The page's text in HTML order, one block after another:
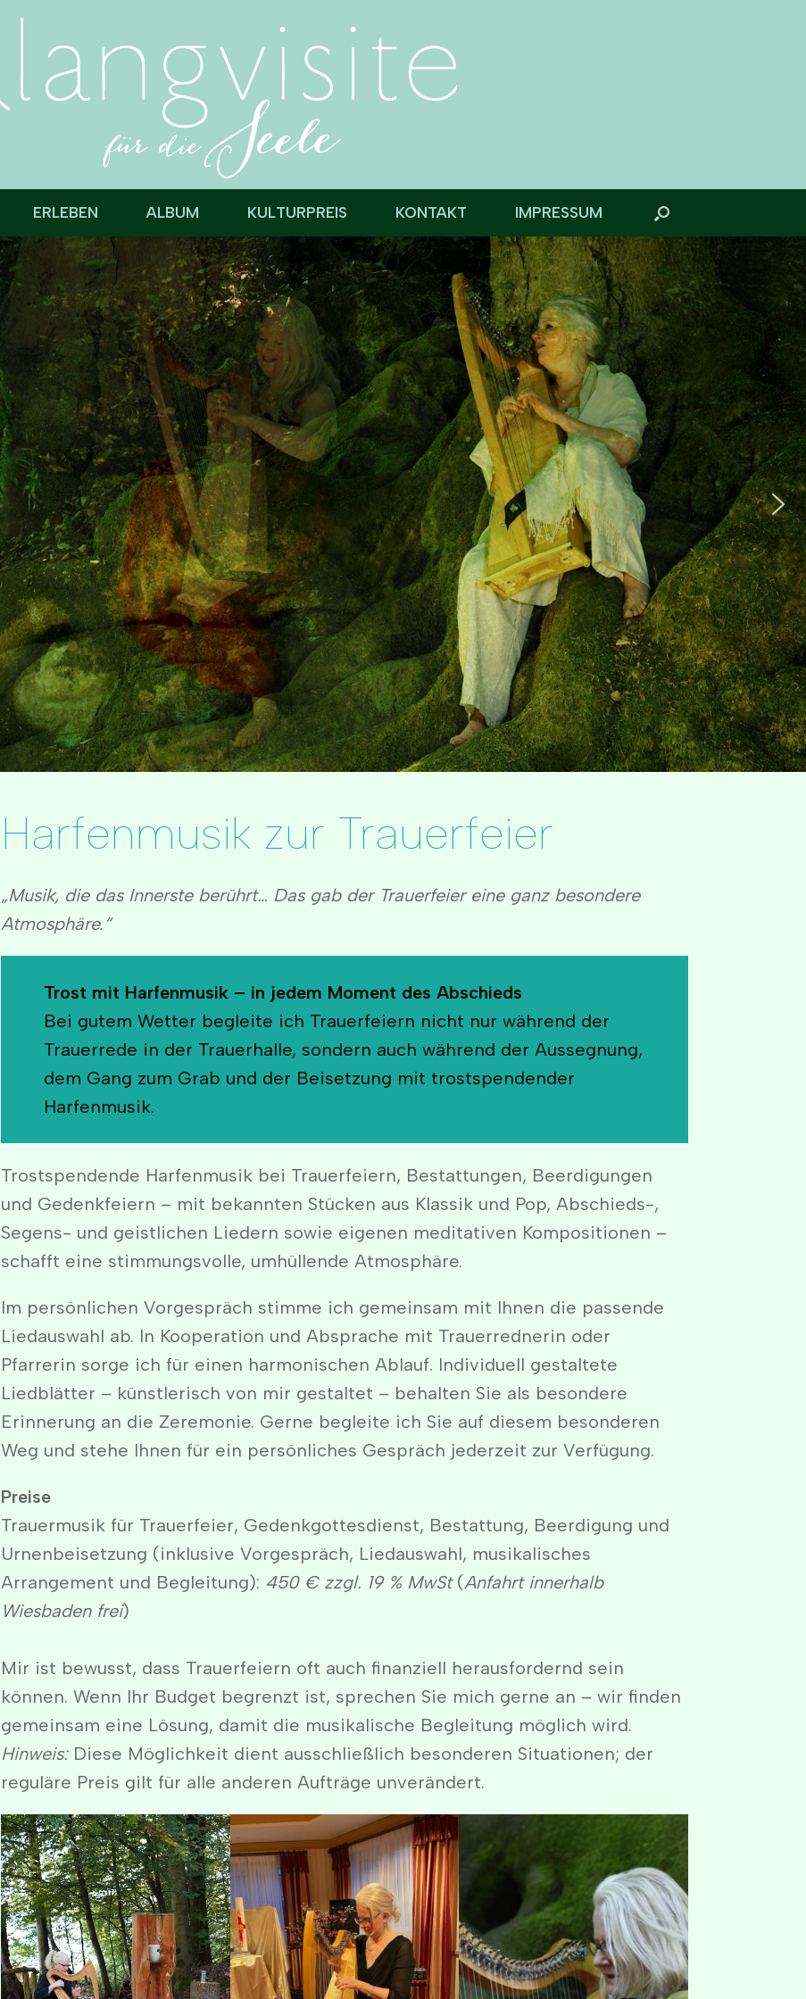
ERLEBEN ALBUM KULTURPREIS KONTAKT IMPRESSUM
Harfenmusik zur Trauerfeier
„Musik, die das Innerste berührt… Das gab der Trauerfeier eine ganz besondere
Atmosphäre.“
Trost mit Harfenmusik – in jedem Moment des Abschieds
Bei gutem Wetter begleite ich Trauerfeiern nicht nur während der
Trauerrede in der Trauerhalle, sondern auch während der Aussegnung,
dem Gang zum Grab und der Beisetzung mit trostspendender
Harfenmusik.
Trostspendende Harfenmusik bei Trauerfeiern, Bestattungen, Beerdigungen
und Gedenkfeiern – mit bekannten Stücken aus Klassik und Pop, Abschieds-,
Segens- und geistlichen Liedern sowie eigenen meditativen Kompositionen –
schafft eine stimmungsvolle, umhüllende Atmosphäre.
Im persönlichen Vorgespräch stimme ich gemeinsam mit Ihnen die passende
Liedauswahl ab. In Kooperation und Absprache mit Trauerrednerin oder
Pfarrerin sorge ich für einen harmonischen Ablauf. Individuell gestaltete
Liedblätter – künstlerisch von mir gestaltet – behalten Sie als besondere
Erinnerung an die Zeremonie. Gerne begleite ich Sie auf diesem besonderen
Weg und stehe Ihnen für ein persönliches Gespräch jederzeit zur Verfügung.
Preise
Trauermusik für Trauerfeier, Gedenkgottesdienst, Bestattung, Beerdigung und
Urnenbeisetzung (inklusive Vorgespräch, Liedauswahl, musikalisches
Arrangement und Begleitung): 450 € zzgl. 19 % MwSt(Anfahrt innerhalb
Wiesbaden frei)
Mir ist bewusst, dass Trauerfeiern oft auch finanziell herausfordernd sein
können. Wenn Ihr Budget begrenzt ist, sprechen Sie mich gerne an – wir finden
gemeinsam eine Lösung, damit die musikalische Begleitung möglich wird.
Hinweis:Diese Möglichkeit dient ausschließlich besonderen Situationen; der
reguläre Preis gilt für alle anderen Aufträge unverändert.